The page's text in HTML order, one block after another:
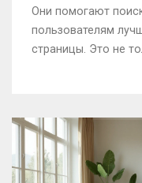
Они помогают
пользователям
страницы. Это не